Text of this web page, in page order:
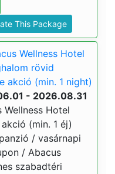
This Package
Wellness Hotel
rövid
akció (min. 1 night)
- 2026.08.31
Wellness Hotel
(min. 1 éj)
/ vasárnapi
/ Abacus
szabadtéri